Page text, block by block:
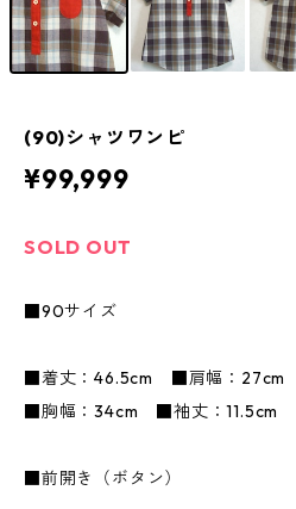
(90)シャツワンピ
¥99,999
SOLD OUT
■90サイズ
■着丈：46.5cm ■肩幅：27cm
■胸幅：34cm ■袖丈：11.5cm
■前開き（ボタン）